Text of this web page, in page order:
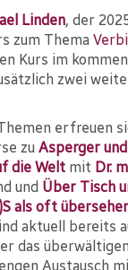
Linden, der
zum Thema
Kurs im
zwei
erfreuen
zu Asperger
die Welt mit Dr.
und Über Tisch
als oft
aktuell bereits
das
Austausch